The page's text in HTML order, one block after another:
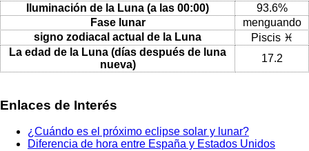
Iluminación de la Luna (a las 00:00)
93.6%
Fase lunar
menguando
signo zodiacal actual de la Luna
Piscis ♓
La edad de la Luna (días después de luna
nueva)
17.2
Enlaces de Interés
¿Cuándo es el próximo eclipse solar y lunar?
Diferencia de hora entre España y Estados Unidos